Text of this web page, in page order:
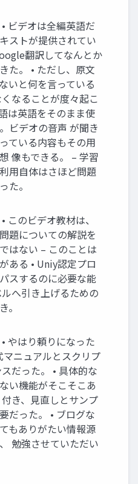
ビデオは全編英語だ
ストが提供されてい
翻訳してなんとか
た。 • ただし、原文
いと何を言っている
なることが度々起こ
は英語をそのまま使
ビデオの音声 が聞き
ている内容もその用
像もできる。 – 学習
用自体はさほど問題
た。
このビデオ教材は、
題についての解説を
はない – このことは
ある • Uniy認定プロ
スするのに必要な能
へ引き上げるための
。
やはり頼りになった
ニュアルとスクリプ
だった。 • 具体的な
い機能がそこそこあ
き、見直しとサンプ
だった。 • ブログな
もありがたい情報源
勉強させていただい